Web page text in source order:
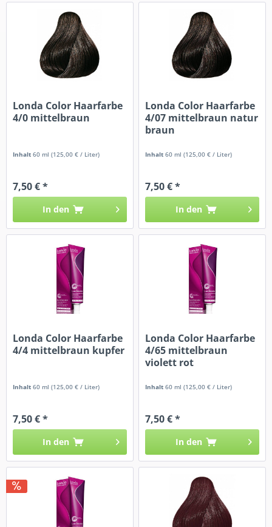
Londa Color Haarfarbe
4/0 mittelbraun
Inhalt60 ml(125,00 € / Liter)
7,50 € *
In den
Londa Color Haarfarbe
4/07 mittelbraun natur
braun
Inhalt60 ml(125,00 € / Liter)
7,50 € *
In den
Londa Color Haarfarbe
4/4 mittelbraun kupfer
Inhalt60 ml(125,00 € / Liter)
7,50 € *
In den
Londa Color Haarfarbe
4/65 mittelbraun
violett rot
Inhalt60 ml(125,00 € / Liter)
7,50 € *
In den